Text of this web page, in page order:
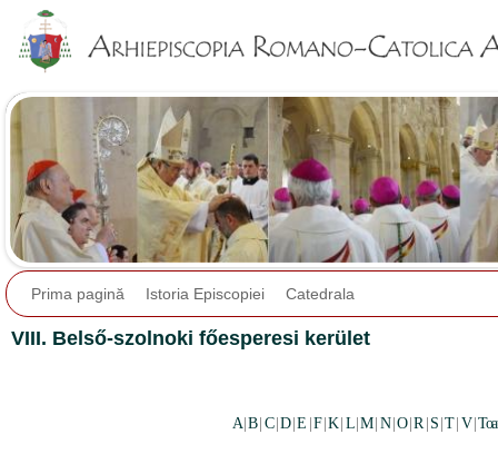
Prima pagină Istoria Episcopiei Catedrala
VIII. Belső-szolnoki főesperesi kerület
A|B C D |E F |K L |M N O |R S |T V |